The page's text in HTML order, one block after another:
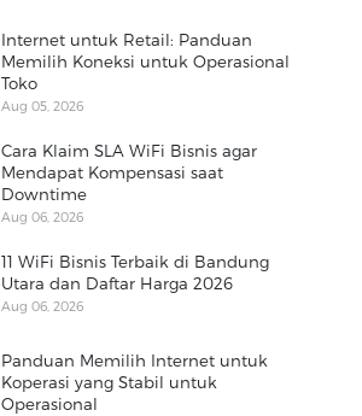
Internet untuk Retail: Panduan
Memilih Koneksi untuk Operasional
Toko
Aug 05, 2026
Cara Klaim SLA WiFi Bisnis agar
Mendapat Kompensasi saat
Downtime
Aug 06, 2026
11 WiFi Bisnis Terbaik di Bandung
Utara dan Daftar Harga 2026
Aug 06, 2026
Panduan Memilih Internet untuk
Koperasi yang Stabil untuk
Operasional